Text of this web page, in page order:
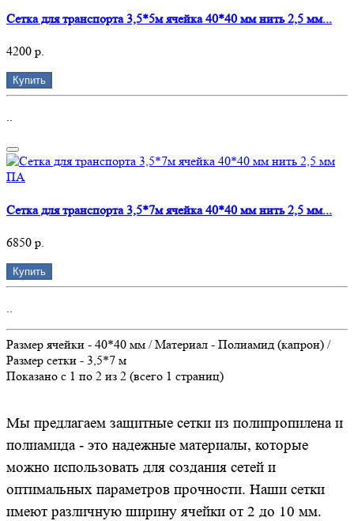
Сетка для транспорта 3,5*5м ячейка 40*40 мм нить 2,5 мм...
4200 р.
Купить
..
Сетка для транспорта 3,5*7м ячейка 40*40 мм нить 2,5 мм...
6850 р.
Купить
..
Размер ячейки - 40*40 мм / Материал - Полиамид (капрон) /
Размер сетки - 3,5*7 м
Показано с 1 по 2 из 2 (всего 1 страниц)
Мы предлагаем защитные сетки из полипропилена и
полиамида - это надежные материалы, которые
можно использовать для создания сетей и
оптимальных параметров прочности. Наши сетки
имеют различную ширину ячейки от 2 до 10 мм.